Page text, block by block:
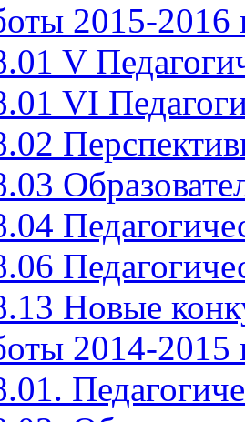
2015-2016
V
VI
Новые
2014-2015